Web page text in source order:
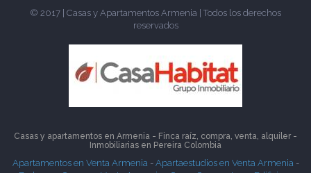
© 2017 | Casas y Apartamentos Armenia | Todos los derechos
reservados
Casas y apartamentos en Armenia - Finca raíz, compra, venta, alquiler -
Inmobiliarias en Pereira Colombia
Apartamentos en Venta Armenia - Apartaestudios en Venta Armenia -